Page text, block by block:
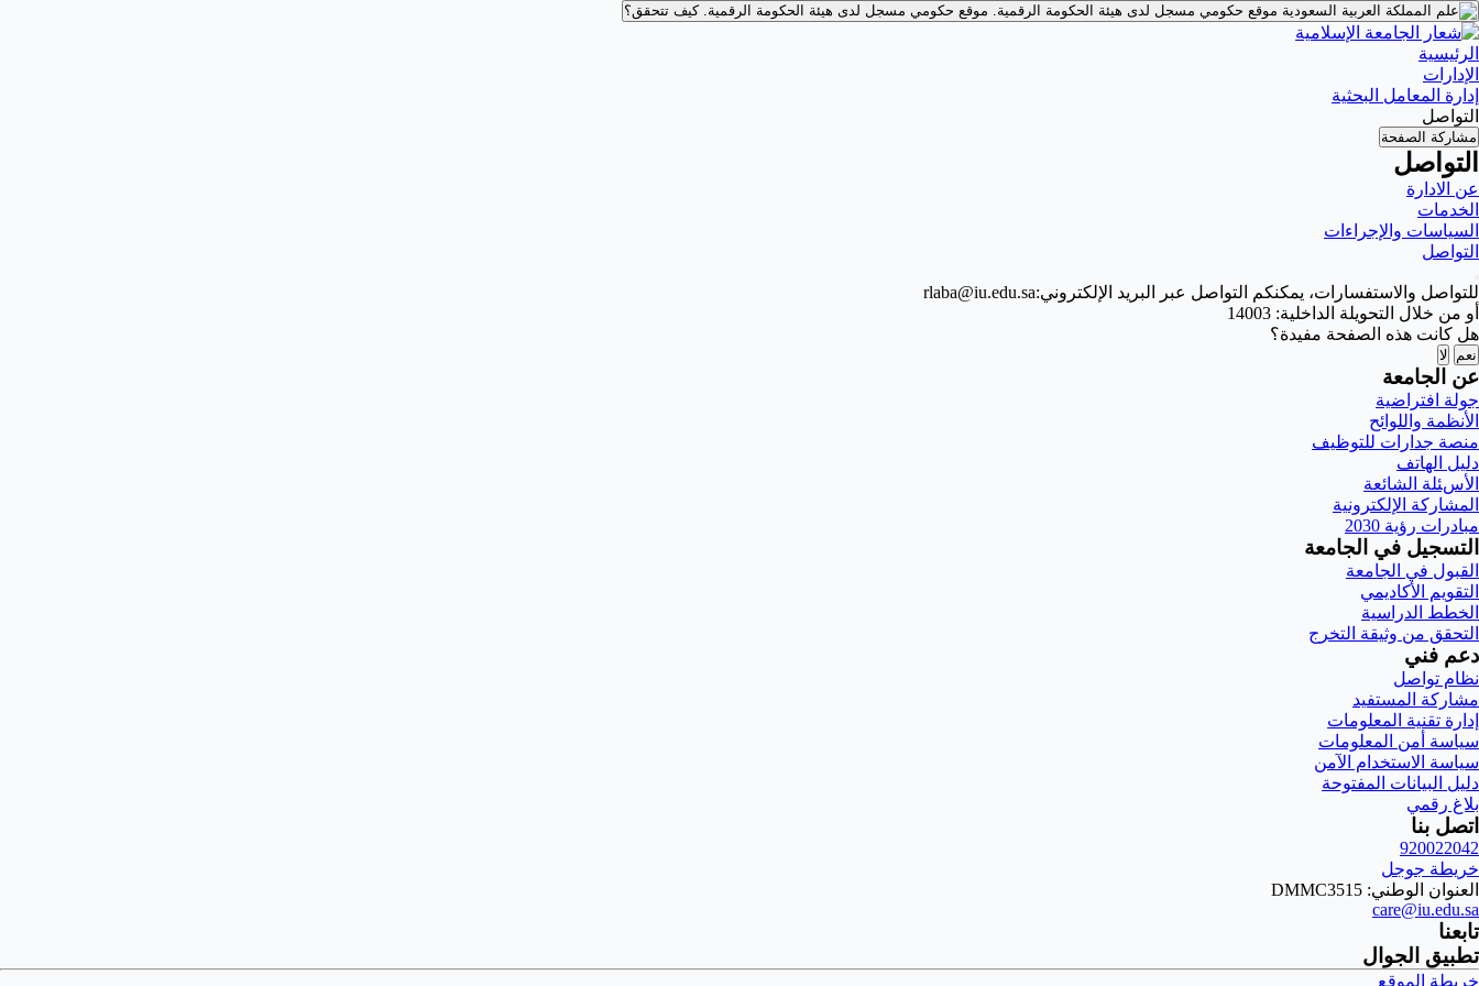
موقع حكومي مسجل لدى هيئة الحكومة الرقمية. موقع حكومي مسجل لدى هيئة الحكومة الرقمية.كيف تتحقق؟
الرئيسية
الإدارات
إدارة المعامل البحثية
التواصل
مشاركة الصفحة
التواصل
عن الادارة
الخدمات
السياسات والإجراءات
التواصل
للتواصل والاستفسارات، يمكنكم التواصل عبر البريد الإلكتروني:rlaba@iu.edu.sa
أو من خلال التحويلة الداخلية: 14003
هل كانت هذه الصفحة مفيدة؟
نعم لا
عن الجامعة
جولة افتراضية
الأنظمة واللوائح
منصة جدارات للتوظيف
دليل الهاتف
الأسئلة الشائعة
المشاركة الإلكترونية
مبادرات رؤية 2030
التسجيل في الجامعة
القبول في الجامعة
التقويم الأكاديمي
الخطط الدراسية
التحقق من وثيقة التخرج
دعم فني
نظام تواصل
مشاركة المستفيد
إدارة تقنية المعلومات
سياسة أمن المعلومات
سياسة الاستخدام الآمن
دليل البيانات المفتوحة
بلاغ رقمي
اتصل بنا
920022042
خريطة جوجل
العنوان الوطني: DMMC3515
care@iu.edu.sa
تابعنا
تطبيق الجوال
خريطة الموقع